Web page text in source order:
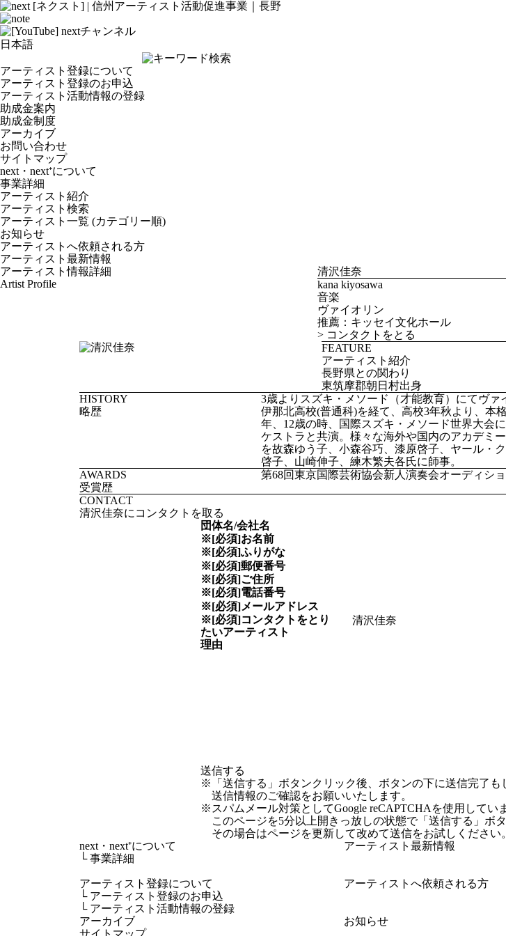
next・next⁺について
事業詳細
アーティスト紹介
アーティスト検索
アーティスト一覧 (カテゴリー順)
お知らせ
アーティストへ依頼される方
アーティスト最新情報
アーティスト登録について
アーティスト登録のお申込
アーティスト活動情報の登録
助成金案内
助成金制度
アーカイブ
お問い合わせ
サイトマップ
アーティスト情報詳細
Artist Profile
清沢佳奈
kana kiyosawa
音楽
ヴァイオリン
推薦：キッセイ文化ホール
> コンタクトをとる
FEATURE
アーティスト紹介
長野県との関わり
東筑摩郡朝日村出身
HISTORY
略歴
3歳よりスズキ・メソード（才能教育）にてヴァ
伊那北高校(普通科)を経て、高校3年秋より、本
年、12歳の時、国際スズキ・メソード世界大会
ケストラと共演。様々な海外や国内のアカデミ
を故森ゆう子、小森谷巧、漆原啓子、ヤール・
啓子、山崎伸子、練木繁夫各氏に師事。
AWARDS
受賞歴
第68回東京国際芸術協会新人演奏会オーディシ
CONTACT
清沢佳奈にコンタクトを取る
団体名/会社名
※[必須]お名前
※[必須]ふりがな
※[必須]郵便番号
※[必須]ご住所
※[必須]電話番号
※[必須]メールアドレス
※[必須]コンタクトをとり
たいアーティスト
理由
※「送信する」ボタンクリック後、ボタンの下に送信完了も
送信情報のご確認をお願いいたします。
※スパムメール対策としてGoogle reCAPTCHAを使用してい
このページを5分以上開きっ放しの状態で「送信する」ボ
その場合はページを更新して改めて送信をお試しください。
next・next⁺について
└事業詳細
アーティスト最新情報
アーティスト登録について
└ アーティスト登録のお申込
└ アーティスト活動情報の登録
アーティストへ依頼される方
アーカイブ お知らせ